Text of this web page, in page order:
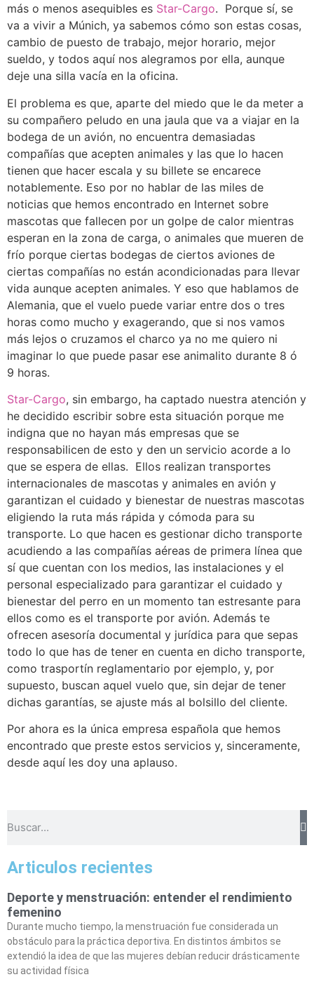
más o menos asequibles es Star-Cargo. Porque sí, se
va a vivir a Múnich, ya sabemos cómo son estas cosas,
cambio de puesto de trabajo, mejor horario, mejor
sueldo, y todos aquí nos alegramos por ella, aunque
deje una silla vacía en la oficina.
El problema es que, aparte del miedo que le da meter a
su compañero peludo en una jaula que va a viajar en la
bodega de un avión, no encuentra demasiadas
compañías que acepten animales y las que lo hacen
tienen que hacer escala y su billete se encarece
notablemente. Eso por no hablar de las miles de
noticias que hemos encontrado en Internet sobre
mascotas que fallecen por un golpe de calor mientras
esperan en la zona de carga, o animales que mueren de
frío porque ciertas bodegas de ciertos aviones de
ciertas compañías no están acondicionadas para llevar
vida aunque acepten animales. Y eso que hablamos de
Alemania, que el vuelo puede variar entre dos o tres
horas como mucho y exagerando, que si nos vamos
más lejos o cruzamos el charco ya no me quiero ni
imaginar lo que puede pasar ese animalito durante 8 ó
9 horas.
Star-Cargo, sin embargo, ha captado nuestra atención y
he decidido escribir sobre esta situación porque me
indigna que no hayan más empresas que se
responsabilicen de esto y den un servicio acorde a lo
que se espera de ellas. Ellos realizan transportes
internacionales de mascotas y animales en avión y
garantizan el cuidado y bienestar de nuestras mascotas
eligiendo la ruta más rápida y cómoda para su
transporte. Lo que hacen es gestionar dicho transporte
acudiendo a las compañías aéreas de primera línea que
sí que cuentan con los medios, las instalaciones y el
personal especializado para garantizar el cuidado y
bienestar del perro en un momento tan estresante para
ellos como es el transporte por avión. Además te
ofrecen asesoría documental y jurídica para que sepas
todo lo que has de tener en cuenta en dicho transporte,
como trasportín reglamentario por ejemplo, y, por
supuesto, buscan aquel vuelo que, sin dejar de tener
dichas garantías, se ajuste más al bolsillo del cliente.
Por ahora es la única empresa española que hemos
encontrado que preste estos servicios y, sinceramente,
desde aquí les doy una aplauso.
Articulos recientes
Deporte y menstruación: entender el rendimiento
femenino
Durante mucho tiempo, la menstruación fue considerada un
obstáculo para la práctica deportiva. En distintos ámbitos se
extendió la idea de que las mujeres debían reducir drásticamente
su actividad física